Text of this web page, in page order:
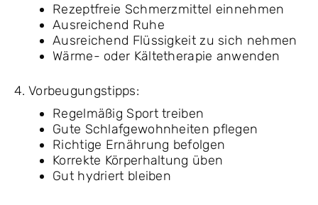
Rezeptfreie Schmerzmittel einnehmen
Ausreichend Ruhe
Ausreichend Flüssigkeit zu sich nehmen
Wärme- oder Kältetherapie anwenden
4. Vorbeugungstipps:
Regelmäßig Sport treiben
Gute Schlafgewohnheiten pflegen
Richtige Ernährung befolgen
Korrekte Körperhaltung üben
Gut hydriert bleiben